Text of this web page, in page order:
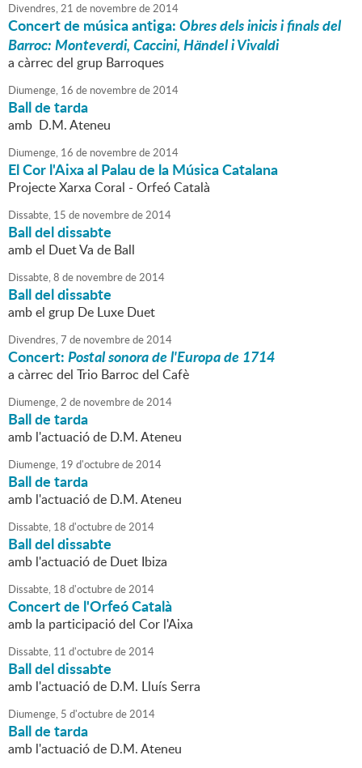
Divendres,21 de novembrede2014
Concert de música antiga:Obres dels inicis i finals del
Barroc: Monteverdi, Caccini, Händel i Vivaldi
a càrrec del grup Barroques
Diumenge, 16 de novembrede2014
Ball de tarda
amb D.M. Ateneu
Diumenge, 16 de novembrede2014
El Cor l'Aixa al Palau de la Música Catalana
Projecte Xarxa Coral - Orfeó Català
Dissabte, 15 de novembrede2014
Ball del dissabte
amb el Duet Va de Ball
Dissabte,8 de novembrede2014
Ball del dissabte
amb el grup De Luxe Duet
Divendres,7 de novembrede2014
Concert:Postal sonora de l'Europa de 1714
a càrrec del Trio Barroc del Cafè
Diumenge,2 de novembrede2014
Ball de tarda
amb l'actuació de D.M. Ateneu
Diumenge, 19 d'octubrede2014
Ball de tarda
amb l'actuació de D.M. Ateneu
Dissabte, 18 d'octubrede2014
Ball del dissabte
amb l'actuació de Duet Ibiza
Dissabte, 18 d'octubrede2014
Concert de l'Orfeó Català
amb la participació del Cor l'Aixa
Dissabte, 11 d'octubrede2014
Ball del dissabte
amb l'actuació de D.M. Lluís Serra
Diumenge, 5 d'octubrede2014
Ball de tarda
amb l'actuació de D.M. Ateneu